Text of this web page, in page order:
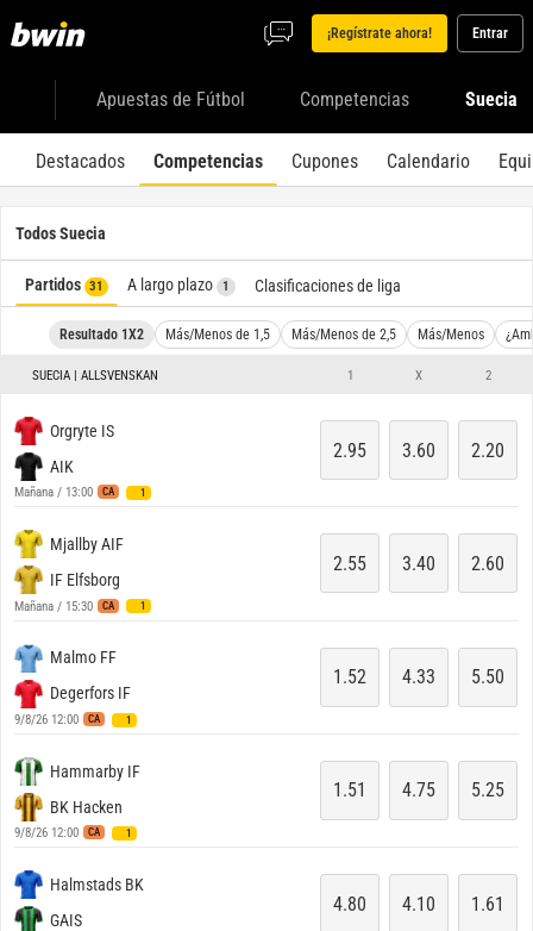
¡Regístrate ahora! Entrar
Apuestas de Fútbol Competencias Suecia
Destacados Competencias Cupones Calendario
Todos Suecia
Partidos 31 A largo plazo 1 Clasificaciones de liga
Resultado 1X2 Más/Menos de 1,5 Más/Menos de 2,5 Más/Menos
SUECIA | ALLSVENSKAN 1 X 2
Orgryte IS
AIK
Mañana / 13:00 CA 1
2.95 3.60 2.20
Mjallby AIF
IF Elfsborg
Mañana / 15:30 CA 1
2.55 3.40 2.60
Malmo FF
Degerfors IF
9/8/26 12:00 CA 1
1.52 4.33 5.50
Hammarby IF
BK Hacken
9/8/26 12:00 CA 1
1.51 4.75 5.25
Halmstads BK
GAIS
4.80 4.10 1.61